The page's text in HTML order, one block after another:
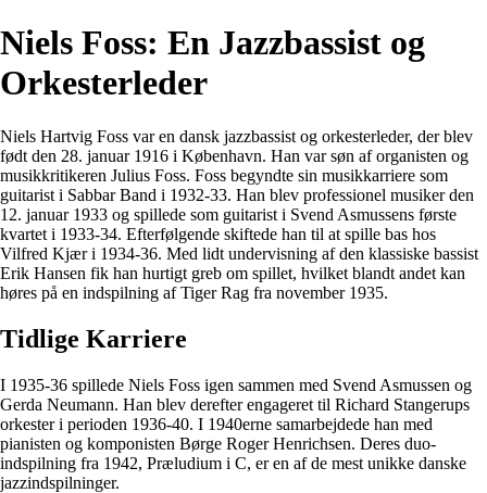
Niels Foss: En Jazzbassist og
Orkesterleder
Niels Hartvig Foss var en dansk jazzbassist og orkesterleder, der blev
født den 28. januar 1916 i København. Han var søn af organisten og
musikkritikeren Julius Foss. Foss begyndte sin musikkarriere som
guitarist i Sabbar Band i 1932-33. Han blev professionel musiker den
12. januar 1933 og spillede som guitarist i Svend Asmussens første
kvartet i 1933-34. Efterfølgende skiftede han til at spille bas hos
Vilfred Kjær i 1934-36. Med lidt undervisning af den klassiske bassist
Erik Hansen fik han hurtigt greb om spillet, hvilket blandt andet kan
høres på en indspilning af Tiger Rag fra november 1935.
Tidlige Karriere
I 1935-36 spillede Niels Foss igen sammen med Svend Asmussen og
Gerda Neumann. Han blev derefter engageret til Richard Stangerups
orkester i perioden 1936-40. I 1940erne samarbejdede han med
pianisten og komponisten Børge Roger Henrichsen. Deres duo-
indspilning fra 1942, Præludium i C, er en af de mest unikke danske
jazzindspilninger.